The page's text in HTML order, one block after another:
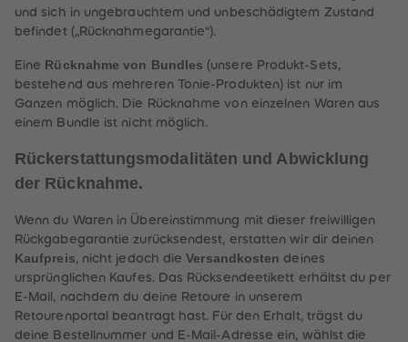
und sich in ungebrauchtem und unbeschädigtem Zustand
befindet („Rücknahmegarantie“).
Eine Rücknahme von Bundles (unsere Produkt-Sets,
bestehend aus mehreren Tonie-Produkten) ist nur im
Ganzen möglich. Die Rücknahme von einzelnen Waren aus
einem Bundle ist nicht möglich.
Rückerstattungsmodalitäten und Abwicklung
der Rücknahme.
Wenn du Waren in Übereinstimmung mit dieser freiwilligen
Rückgabegarantie zurücksendest, erstatten wir dir deinen
Kaufpreis, nicht jedoch dieVersandkosten deines
ursprünglichen Kaufes. Das Rücksendeetikett erhältst du per
E-Mail, nachdem du deine Retoure in unserem
Retourenportal beantragt hast. Für den Erhalt, trägst du
deine Bestellnummer und E-Mail-Adresse ein, wählst die